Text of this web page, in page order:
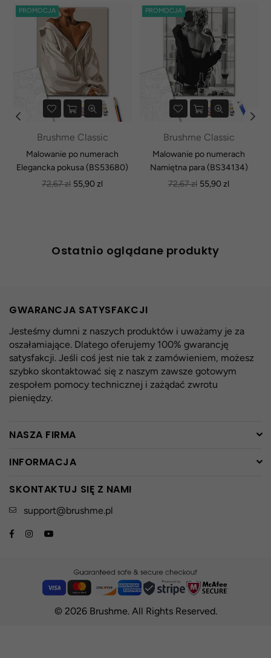
PROMOCJA
Brushme Classic
Malowanie po numerach
Elegancka pokusa (BS53680)
Normalna
72,67 zl 55,90 zl
PROMOCJA
Brushme Classic
Malowanie po numerach
Namiętna para (BS34134)
Normalna
72,67 zl 55,90 zl
Ostatnio oglądane produkty
GWARANCJA SATYSFAKCJI
Jesteśmy dumni z naszych produktów i uważamy je za
oszałamiające. Dlatego oferujemy 100% gwarancję
satysfakcji. Jeśli coś jest nie tak z zamówieniem, możesz
szybko skontaktować się z naszym zawsze gotowym
zespołem pomocy technicznej i zażądać zwrotu
pieniędzy.
NASZA FIRMA
INFORMACJA
SKONTAKTUJ SIĘ Z NAMI
support@brushme.pl
FacebookInstagram
© 2026 Brushme. All Rights Reserved.